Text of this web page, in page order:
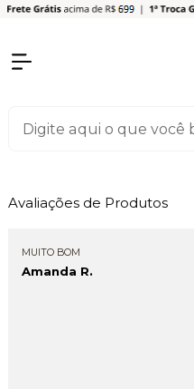
Avaliações de Produtos
MUITO BOM
Amanda R.